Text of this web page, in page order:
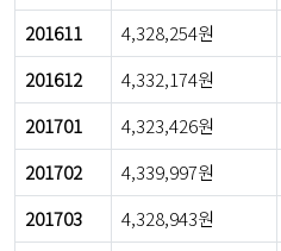
201611
4,328,254원
201612
4,332,174원
201701
4,323,426원
201702
4,339,997원
201703
4,328,943원